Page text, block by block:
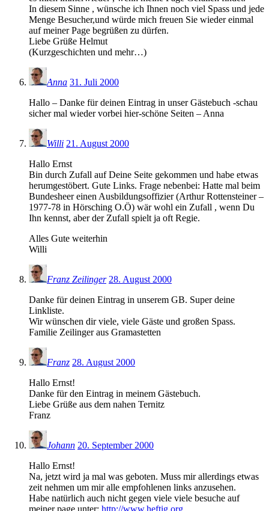
In diesem Sinne , wünsche ich Ihnen noch viel Spass und jede
Menge Besucher,und würde mich freuen Sie wieder einmal
auf meiner Page begrüßen zu dürfen.
Liebe Grüße Helmut
(Kurzgeschichten und mehr…)
Anna 31. Juli 2000
Hallo – Danke für deinen Eintrag in unser Gästebuch -schau
sicher mal wieder vorbei hier-schöne Seiten – Anna
Willi 21. August 2000
Hallo Ernst
Bin durch Zufall auf Deine Seite gekommen und habe etwas
herumgestöbert. Gute Links. Frage nebenbei: Hatte mal beim
Bundesheer einen Ausbildungsoffizier (Arthur Rottensteiner –
1977-78 in Hörsching O.Ö) wär wohl ein Zufall , wenn Du
Ihn kennst, aber der Zufall spielt ja oft Regie.
Alles Gute weiterhin
Willi
Franz Zeilinger 28. August 2000
Danke für deinen Eintrag in unserem GB. Super deine
Linkliste.
Wir wünschen dir viele, viele Gäste und großen Spass.
Familie Zeilinger aus Gramastetten
Franz 28. August 2000
Hallo Ernst!
Danke für den Eintrag in meinem Gästebuch.
Liebe Grüße aus dem nahen Ternitz
Franz
Johann 20. September 2000
Hallo Ernst!
Na, jetzt wird ja mal was geboten. Muss mir allerdings etwas
zeit nehmen um mir alle empfohlenen links anzusehen.
Habe natürlich auch nicht gegen viele viele besuche auf
meiner page unter: http://www.heftig.org